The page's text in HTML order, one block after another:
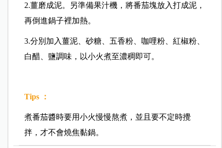
2.薑磨成泥。另準備果汁機，將番茄塊放入打成泥，
再倒進鍋子裡加熱。
3.分別加入薑泥、砂糖、五香粉、咖哩粉、紅椒粉、
白醋、鹽調味，以小火煮至濃稠即可。
Tips ：
煮番茄醬時要用小火慢慢熬煮，並且要不定時攪
拌，才不會燒焦黏鍋。